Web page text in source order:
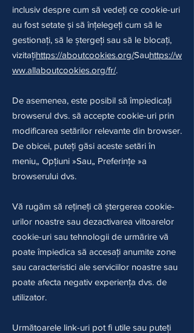
inclusiv despre cum să vedeți ce cookie-uri
au fost setate și să înțelegeți cum să le
gestionați, să le ștergeți sau să le blocați,
vizitațihttps://aboutcookies.org/Sauhttps://w
ww.allaboutcookies.org/fr/.
De asemenea, este posibil să împiedicați
browserul dvs. să accepte cookie-uri prin
modificarea setărilor relevante din browser.
De obicei, puteți găsi aceste setări în
meniu„ Opțiuni »Sau„ Preferințe »a
browserului dvs.
Vă rugăm să rețineți că ștergerea cookie-
urilor noastre sau dezactivarea viitoarelor
cookie-uri sau tehnologii de urmărire vă
poate împiedica să accesați anumite zone
sau caracteristici ale serviciilor noastre sau
poate afecta negativ experiența dvs. de
utilizator.
Următoarele link-uri pot fi utile sau puteți